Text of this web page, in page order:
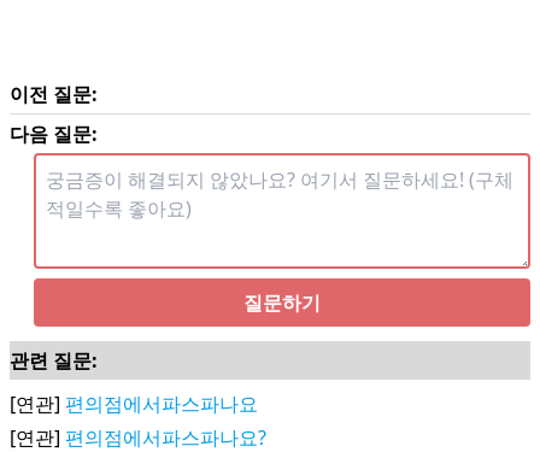
이전 질문:
다음 질문:
질문하기
관련 질문:
[연관] 편의점에서파스파나요
[연관] 편의점에서파스파나요?